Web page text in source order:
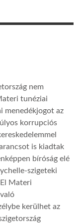
nem
tunéziai
menedékjogot az
korrupciós
is kiadtak
bíróság elé
szigeteki
Materi
kerülhet az